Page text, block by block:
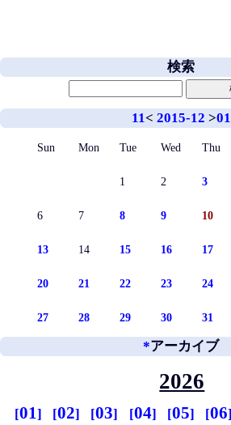
検索
11< 2015-12 >01
Sun Mon Tue Wed Thu
1 2 3
6 7 8 9 10
13 14 15 16 17
20 21 22 23 24
27 28 29 30 31
*アーカイブ
2026
01 02 03 04 05
06